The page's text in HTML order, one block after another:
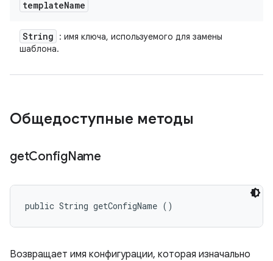
templateName
String
: имя ключа, используемого для замены
шаблона.
Общедоступные методы
getConfigName
public String getConfigName ()
Возвращает имя конфигурации, которая изначально